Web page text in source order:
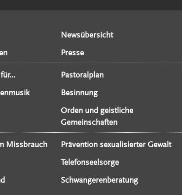
Newsübersicht
Presse
Pastoralplan
Besinnung
Orden und geistliche
Gemeinschaften
Missbrauch Prävention sexualisierter Gewalt
Telefonseelsorge
Schwangerenberatung